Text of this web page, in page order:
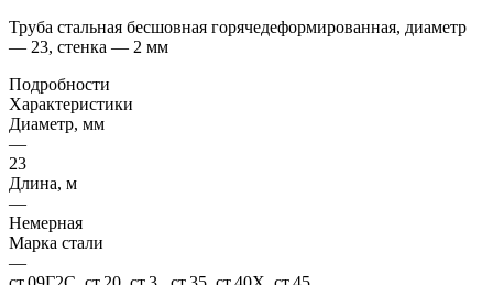
Труба стальная бесшовная горячедеформированная, диаметр
— 23, стенка — 2 мм
Подробности
Характеристики
Диаметр, мм
—
23
Длина, м
—
Немерная
Марка стали
—